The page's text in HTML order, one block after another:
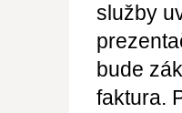
služby
bude
faktura.